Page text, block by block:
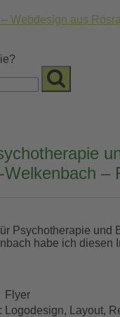
–
Psychotherapie und
habe ich diesen
Flyer
Logodesign, Layout,